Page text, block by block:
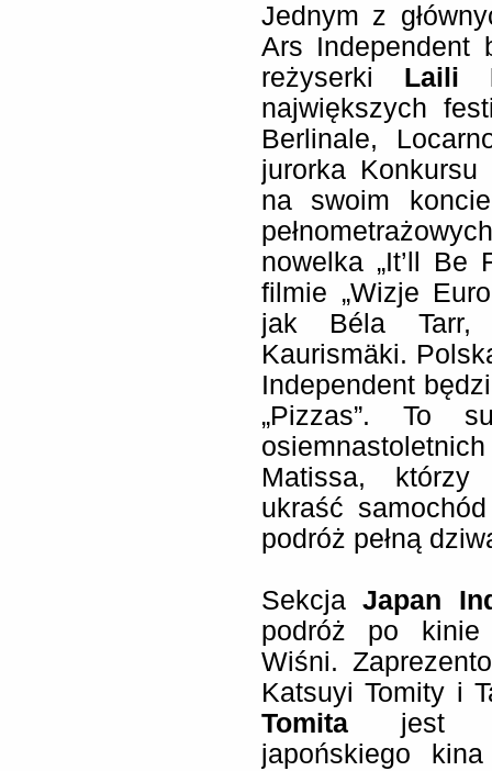
Jednym z
Ars Independent
reżyserki Laili
największych
Berlinale,
jurorka Konkursu
na swoim
nowelka „It’ll Be
filmie „Wizje
jak Béla Tarr,
Kaurismäki.
Independent
„Pizzas”. To
Matissa, którzy
ukraść
podróż pełną
SekcjaJapan
podróż po kinie
Wiśni.
Katsuyi Tomity i
Tomita jest
japońskiego